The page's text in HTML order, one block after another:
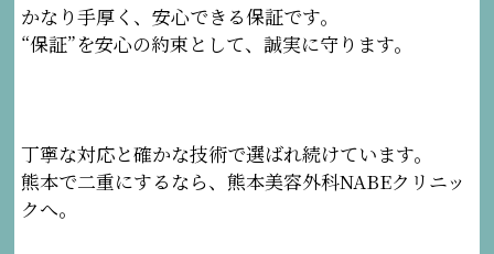
かなり手厚く、安心できる保証です。
“保証”を安心の約束として、誠実に守ります。
丁寧な対応と確かな技術で選ばれ続けています。
熊本で二重にするなら、熊本美容外科NABEクリニッ
クへ。